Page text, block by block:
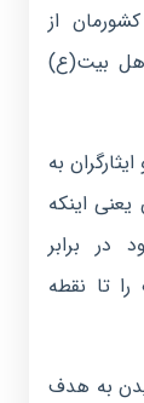
از
بیت(ع)
به
اینکه
در برابر
تا نقطه
به هدف